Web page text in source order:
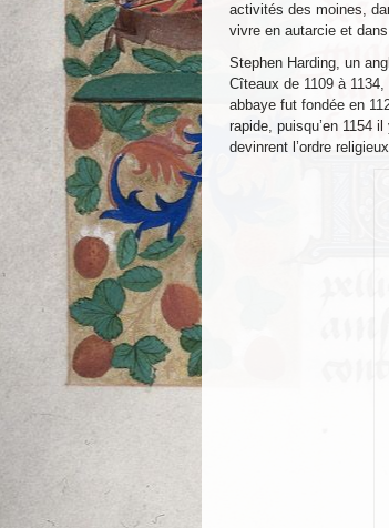
activités des moines,
vivre en autarcie et
Stephen Harding, un
Cîteaux de 1109 à
abbaye fut fondée en
rapide, puisqu’en 1154
devinrent l’ordre